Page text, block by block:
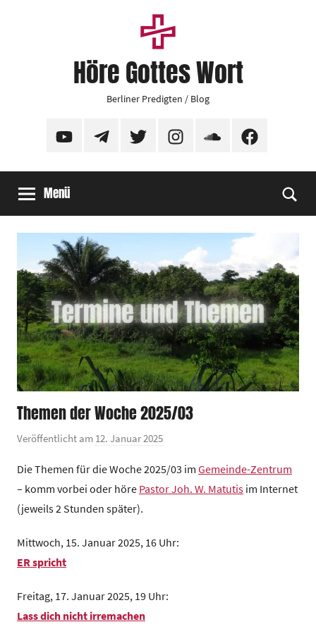
Höre Gottes Wort
Berliner Predigten / Blog
YouTubeTelegramTwitter InstagramSoundCloudFacebook
Menü
Themen der Woche 2025/03
Veröffentlicht am 12. Januar 2025
n
G
e
d
Die Themen für die Woche 2025/03 im Gemeinde-Zentrum
– komm vorbei oder höre Pastor Joh. W. Matutis im Internet
(jeweils 2 Stunden später).
Mittwoch, 15. Januar 2025, 16 Uhr:
ER spricht
Freitag, 17. Januar 2025, 19 Uhr:
Lass dich nicht irremachen